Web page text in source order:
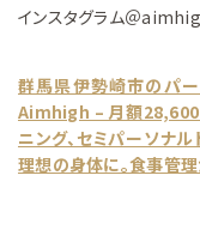
インスタグラム＠
群馬県伊勢崎市のパー
Aimhigh – 月額28,600
ニング、セミパーソナ
理想の身体に。食事管理